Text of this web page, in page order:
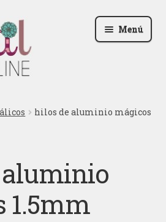
Menú
hilos de aluminio mágicos
1.5mm